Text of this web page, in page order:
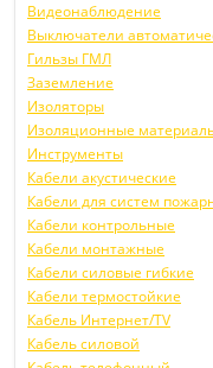
Видеонаблюдение
Выключатели
Гильзы ГМЛ
Заземление
Изоляторы
Изоляционные
Инструменты
Кабели акустические
Кабели для систем
Кабели контрольные
Кабели монтажные
Кабели силовые гибкие
Кабели термостойкие
Кабель Интернет/TV
Кабель силовой